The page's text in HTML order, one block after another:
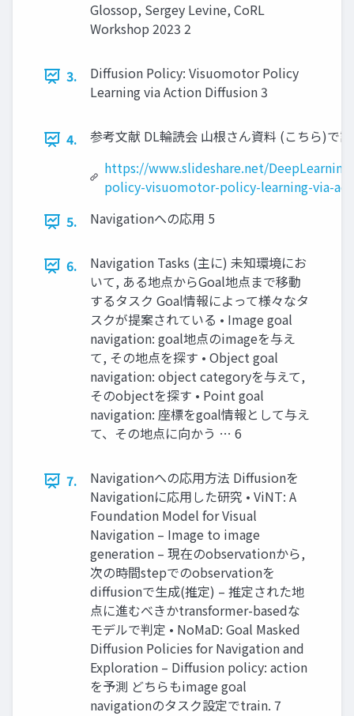
Glossop, Sergey Levine, CoRL
Workshop 2023 2
3.
Diffusion Policy: Visuomotor Policy
Learning via Action Diffusion 3
4.
参考⽂献 DL輪読会 ⼭根さん資料 (こちら)で
https://www.slideshare.net/
policy-visuomotor-policy-learning-via-
5.
Navigationへの応⽤ 5
6.
Navigation Tasks (主に) 未知環境にお
いて, ある地点からGoal地点まで移動
するタスク Goal情報によって様々なタ
スクが提案されている • Image goal
navigation: goal地点のimageを与え
て, その地点を探す • Object goal
navigation: object categoryを与えて,
そのobjectを探す • Point goal
navigation: 座標をgoal情報として与え
て、その地点に向かう … 6
7.
Navigationへの応⽤⽅法 Diffusionを
Navigationに応⽤した研究 • ViNT: A
Foundation Model for Visual
Navigation – Image to image
generation – 現在のobservationから,
次の時間stepでのobservationを
diffusionで⽣成(推定) – 推定された地
点に進むべきかtransformer-basedな
モデルで判定 • NoMaD: Goal Masked
Diffusion Policies for Navigation and
Exploration – Diffusion policy: action
を予測 どちらもimage goal
navigationのタスク設定でtrain. 7